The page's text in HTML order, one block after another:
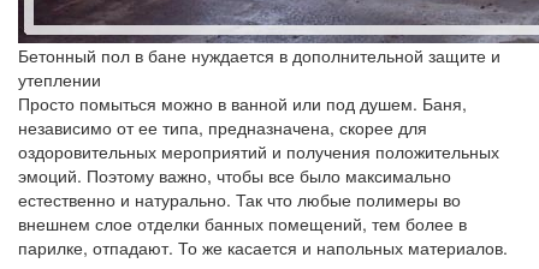
Бетонный пол в бане нуждается в дополнительной защите и
утеплении
Просто помыться можно в ванной или под душем. Баня,
независимо от ее типа, предназначена, скорее для
оздоровительных мероприятий и получения положительных
эмоций. Поэтому важно, чтобы все было максимально
естественно и натурально. Так что любые полимеры во
внешнем слое отделки банных помещений, тем более в
парилке, отпадают. То же касается и напольных материалов.